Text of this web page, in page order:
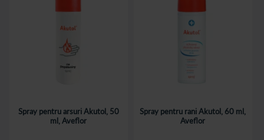
Spray pentru arsuri Akutol, 50
ml, Aveflor
Spray pentru rani Akutol, 60 ml,
Aveflor